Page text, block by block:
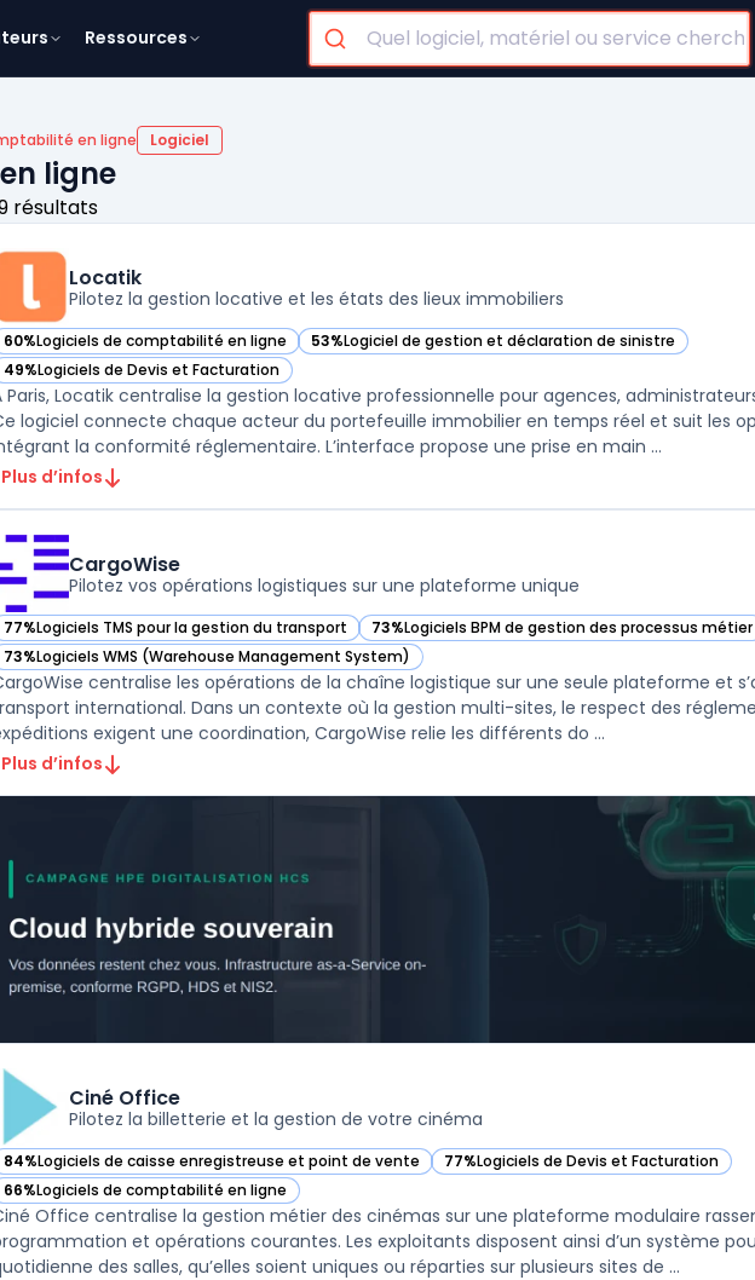
Ressources
en ligne Logiciel
ligne
résultats
Locatik
Pilotez la gestion locative et les états des lieux immobiliers
60%Logiciels de comptabilité en ligne
— voir Locatik dans cette catégorie 53%Logiciel de gestion et déclaration de sinistre
— voir Locatik dans cette catégorie
49%Logiciels de Devis et Facturation
— voir Locatik dans cette catégorie
Paris, Locatik centralise la gestion locative professionnelle pour agences,
logiciel connecte chaque acteur du portefeuille immobilier en temps réel et suit les
la conformité réglementaire. L’interface propose une prise en main ...
Plus d’infos
CargoWise
Pilotez vos opérations logistiques sur une plateforme unique
77%Logiciels TMS pour la gestion du transport
— voir CargoWise dans cette catégorie 73%Logiciels BPM de gestion des processus métier
— voir CargoWise dans cette catégorie
73%Logiciels WMS (Warehouse Management System)
— voir CargoWise dans cette catégorie
centralise les opérations de la chaîne logistique sur une seule plateforme et
international. Dans un contexte où la gestion multi-sites, le respect des
exigent une coordination, CargoWise relie les différents do ...
Plus d’infos
Ciné Office
Pilotez la billetterie et la gestion de votre cinéma
84%Logiciels de caisse enregistreuse et point de vente
— voir Ciné Office dans cette catégorie 77%Logiciels de Devis et Facturation
— voir Ciné Office dans cette catégorie
66%Logiciels de comptabilité en ligne
— voir Ciné Office dans cette catégorie
Office centralise la gestion métier des cinémas sur une plateforme modulaire
et opérations courantes. Les exploitants disposent ainsi d’un système
des salles, qu’elles soient uniques ou réparties sur plusieurs sites de ...